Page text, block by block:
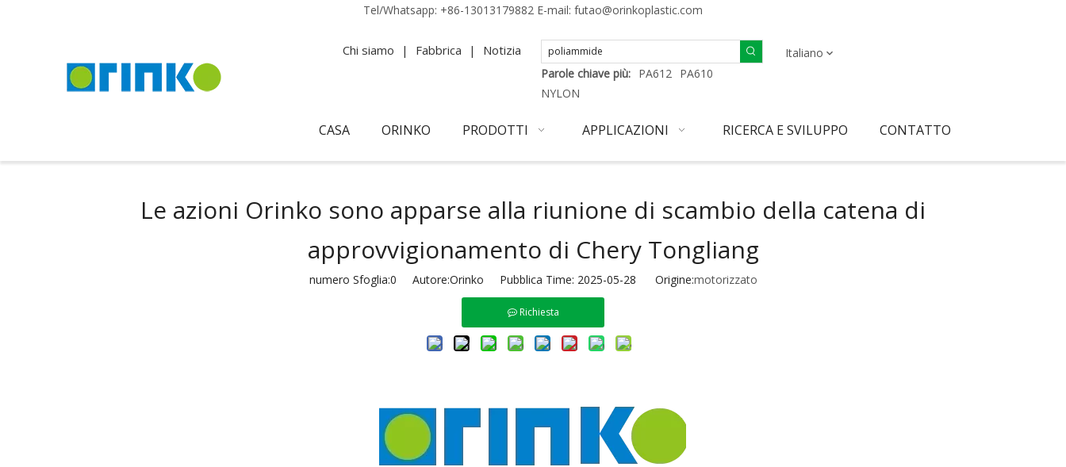
Tel/Whatsapp: +86-13013179882 E-mail: futao@orinkoplastic.com
Chi siamo | Fabbrica | Notizia
Parole chiave più: PA612 PA610
NYLON
Italiano
CASA ORINKO PRODOTTI APPLICAZIONI RICERCA E SVILUPPO CONTATTO
Le azioni Orinko sono apparse alla riunione di scambio della catena di
approvvigionamento di Chery Tongliang
numero Sfoglia:0 Autore:Orinko Pubblica Time: 2025-05-28 Origine:motorizzato
Richiesta